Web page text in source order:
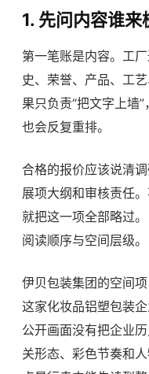
1. 先问内容谁来
第一笔账是内容。工
史、荣誉、产品、工
果只负责“把文字上墙
也会反复重排。
合格的报价应该说清
展项大纲和审核责任
就把这一项全部略过
阅读顺序与空间层级。
伊贝包装集团的空间
这家化妆品铝塑包装
公开画面没有把企业
关形态、彩色节奏和